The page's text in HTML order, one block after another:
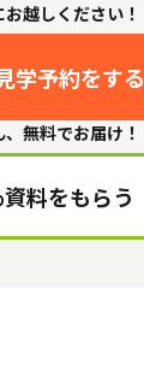
無料でお届け！
資料をもらう
越しください！
学予約をする